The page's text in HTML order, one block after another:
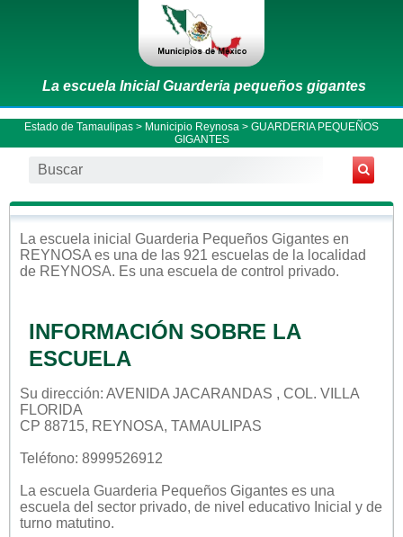
La escuela Inicial Guarderia pequeños gigantes
Estado de Tamaulipas > Municipio Reynosa > GUARDERIA PEQUEÑOS
GIGANTES
La escuela inicial Guarderia Pequeños Gigantes en
REYNOSA es una de las 921 escuelas de la localidad
de REYNOSA. Es una escuela de control privado.
INFORMACIÓN SOBRE LA
ESCUELA
Su dirección: AVENIDA JACARANDAS , COL. VILLA
FLORIDA
CP 88715, REYNOSA, TAMAULIPAS
Teléfono: 8999526912
La escuela Guarderia Pequeños Gigantes es una
escuela del sector privado, de nivel educativo Inicial y de
turno matutino.